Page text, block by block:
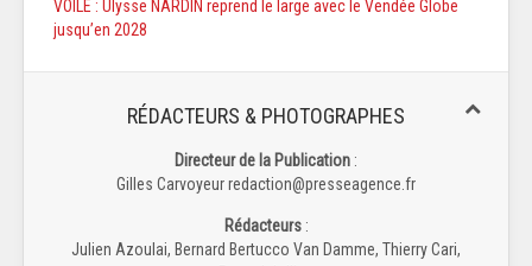
VOILE : Ulysse NARDIN reprend le large avec le Vendée Globe
jusqu’en 2028​
RÉDACTEURS & PHOTOGRAPHES
Directeur de la Publication :
Gilles Carvoyeur redaction@presseagence.fr
Rédacteurs:
Julien Azoulai, Bernard Bertucco Van Damme, Thierry Cari,